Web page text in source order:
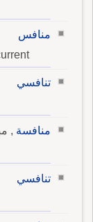
منافس
تنافسي
منافسة ,
تنافسي